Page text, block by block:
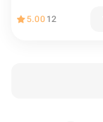
5.00 12